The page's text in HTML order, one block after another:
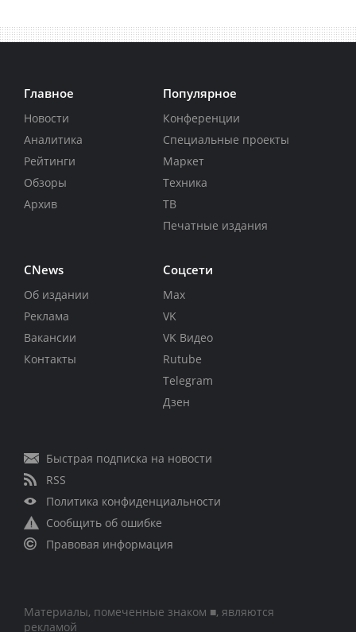
Главное
Новости
Аналитика
Рейтинги
Обзоры
Архив
Популярное
Конференции
Специальные проекты
Маркет
Техника
ТВ
Печатные издания
CNews
Об издании
Реклама
Вакансии
Контакты
Соцсети
Max
VK
VK Видео
Rutube
Telegram
Дзен
Быстрая подписка на новости
RSS
Политика конфиденциальности
Сообщить об ошибке
Правовая информация
Материалы, помеченные знаком ■, являются
рекламой